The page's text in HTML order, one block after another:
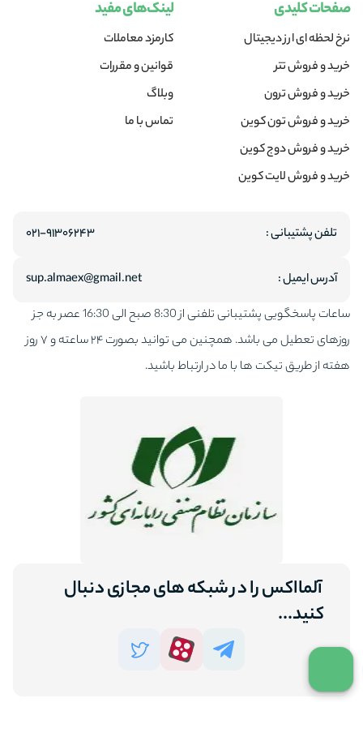
صفحات کلیدی
نرخ لحظه ای ارز دیجیتال
خرید و فروش تتر
خرید و فروش ترون
خرید و فروش تون کوین
خرید و فروش دوج کوین
خرید و فروش لایت کوین
لینک‌های مفید
کارمزد معاملات
قوانین و مقررات
وبلاگ
تماس با ما
تلفن پشتیبانی : ۰۲۱-۹۱۳۰۶۲۴۳
آدرس ایمیل :
sup.almaex@gmail.net
ساعات پاسخگویی پشتیبانی تلفنی از 8:30 صبح الی 16:30 عصر به جز
روزهای تعطیل می باشد. همچنین می توانید بصورت ۲۴ ساعته و ۷ روز
هفته از طریق تیکت ها با ما در ارتباط باشید.
آلمااکس را در شبکه های مجازی دنبال
کنید...